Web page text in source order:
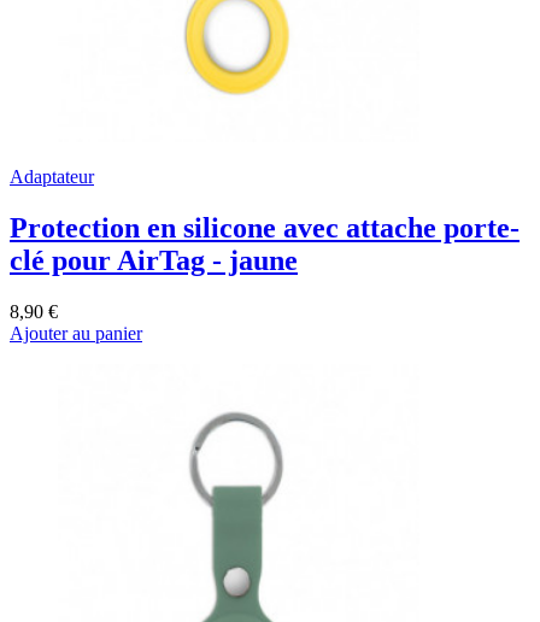
Adaptateur
Protection en silicone avec attache porte-
clé pour AirTag - jaune
8,90 €
Ajouter au panier